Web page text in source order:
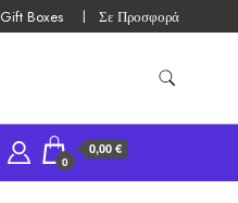
Gift Boxes Σε Προσφορά
0
0,00 €